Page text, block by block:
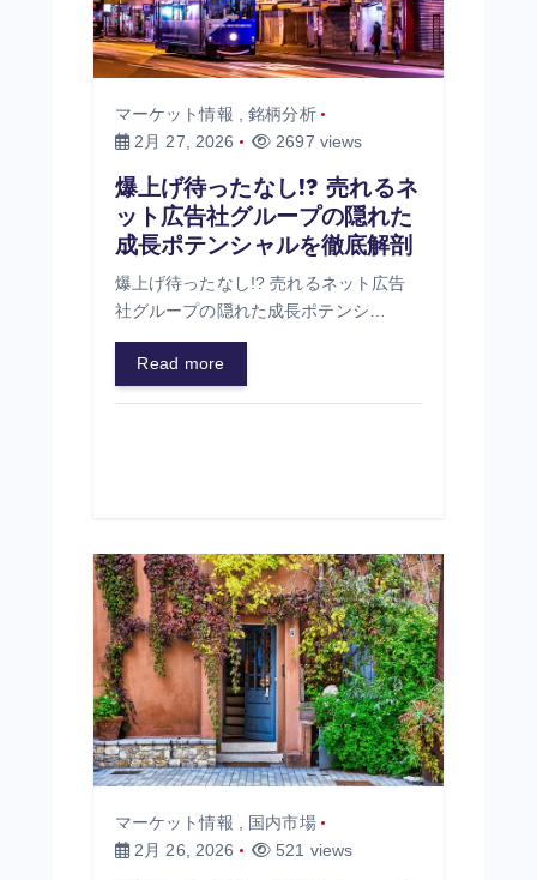
マーケット情報 ,銘柄分析
2月 27, 2026
2697 views
爆上げ待ったなし!? 売れるネ
ット広告社グループの隠れた
成長ポテンシャルを徹底解剖
爆上げ待ったなし!? 売れるネット広告
社グループの隠れた成長ポテンシ…
Read more
マーケット情報 , 国内市場
2月 26, 2026
521 views